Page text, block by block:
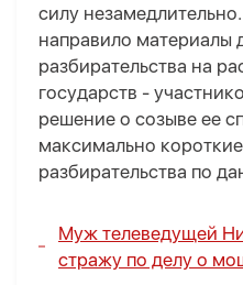
силу
направило материалы
разбирательства на
государств -
решение о созыве ее
максимально
разбирательства по
Муж телеведущей
стражу по делу о